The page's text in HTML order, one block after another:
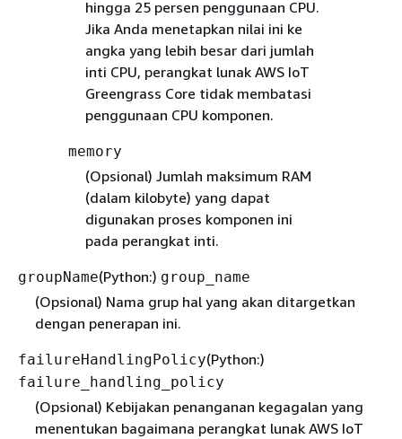
hingga 25 persen penggunaan CPU.
Jika Anda menetapkan nilai ini ke
angka yang lebih besar dari jumlah
inti CPU, perangkat lunak AWS IoT
Greengrass Core tidak membatasi
penggunaan CPU komponen.
memory
(Opsional) Jumlah maksimum RAM
(dalam kilobyte) yang dapat
digunakan proses komponen ini
pada perangkat inti.
groupName(Python:) group_name
(Opsional) Nama grup hal yang akan ditargetkan
dengan penerapan ini.
failureHandlingPolicy(Python:)
failure_handling_policy
(Opsional) Kebijakan penanganan kegagalan yang
menentukan bagaimana perangkat lunak AWS IoT